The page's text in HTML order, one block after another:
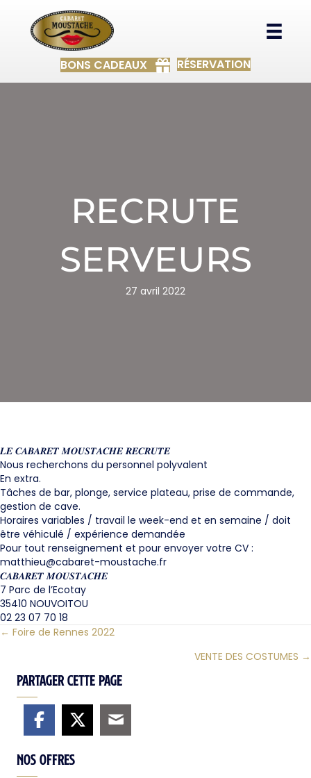
BONS CADEAUX RÉSERVATION
RECRUTE
SERVEURS
27 avril 2022
𝑳𝑬 𝑪𝑨𝑩𝑨𝑹𝑬𝑻 𝑴𝑶𝑼𝑺𝑻𝑨𝑪𝑯𝑬 𝑹𝑬𝑪𝑹𝑼𝑻𝑬
Nous recherchons du personnel polyvalent
En extra.
Tâches de bar, plonge, service plateau, prise de commande,
gestion de cave.
Horaires variables / travail le week-end et en semaine / doit
être véhiculé / expérience demandée
Pour tout renseignement et pour envoyer votre CV :
matthieu@cabaret-moustache.fr
𝑪𝑨𝑩𝑨𝑹𝑬𝑻 𝑴𝑶𝑼𝑺𝑻𝑨𝑪𝑯𝑬
7 Parc de l’Ecotay
35410 NOUVOITOU
02 23 07 70 18
Posts
← Foire de Rennes 2022
VENTE DES COSTUMES →
Partager cette page
Nos offres